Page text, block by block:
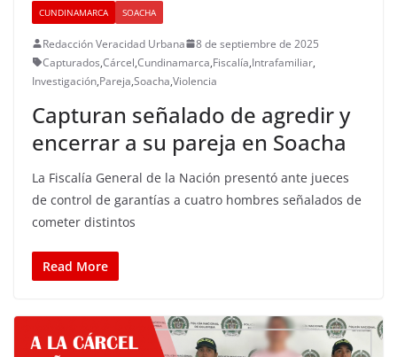
CUNDINAMARCA SOACHA
Redacción Veracidad Urbana
8 de septiembre de 2025
Capturados,Cárcel,Cundinamarca,Fiscalía,Intrafamiliar,
Investigación,Pareja,Soacha,Violencia
Capturan señalado de agredir y
encerrar a su pareja en Soacha
La Fiscalía General de la Nación presentó ante jueces
de control de garantías a cuatro hombres señalados de
cometer distintos
Read More